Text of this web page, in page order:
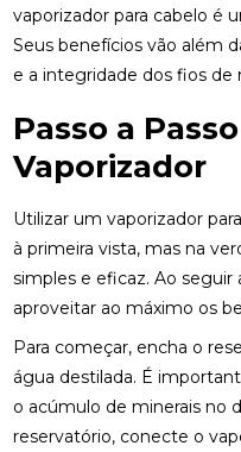
vaporizador para cabelo é
Seus benefícios vão além
e a integridade dos fios de
Passo a
Vaporizador
Utilizar um vaporizador
à primeira vista, mas na
simples e eficaz. Ao seguir
aproveitar ao máximo os
Para começar, encha o
água destilada. É
o acúmulo de minerais no
reservatório, conecte o